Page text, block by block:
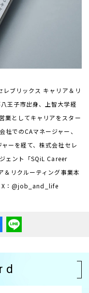
ブリックス キャリア＆リ
王子市出身、上智大学経
業としてキャリアをスター
社でのCAマネージャー、
ーを経て、株式会社セレ
ェント「SQiL Career
＆リクルーティング事業本
X：@job_and_life